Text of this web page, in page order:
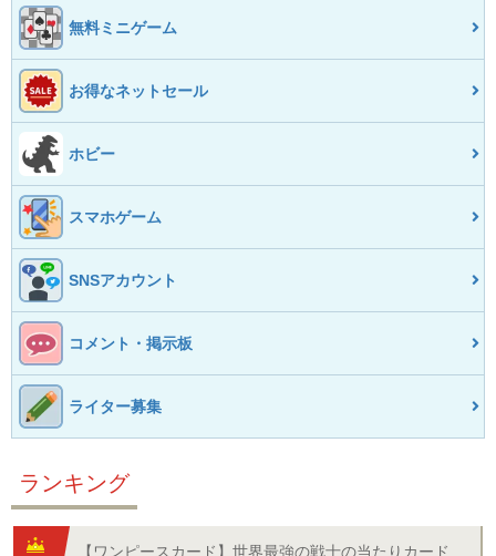
無料ミニゲーム
お得なネットセール
ホビー
スマホゲーム
SNSアカウント
コメント・掲示板
ライター募集
ランキング
【ワンピースカード】世界最強の戦士の当たりカード